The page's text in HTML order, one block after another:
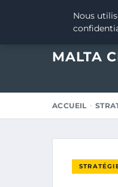
1 MARS 2025
MALTA
ACCUEIL
Nous